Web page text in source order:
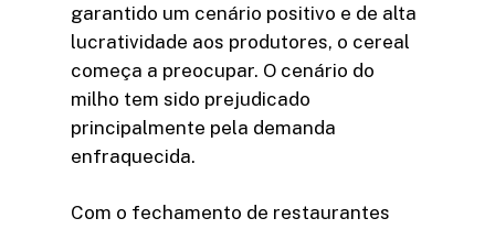
garantido um cenário positivo e de alta
lucratividade aos produtores, o cereal
começa a preocupar. O cenário do
milho tem sido prejudicado
principalmente pela demanda
enfraquecida.
Com o fechamento de restaurantes